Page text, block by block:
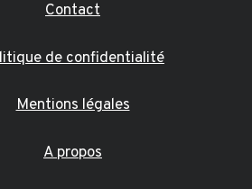
Contact
de confidentialité
Mentions légales
A propos